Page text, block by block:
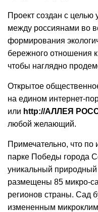
Проект создан с целью
между россиянами во
формирования
бережного отношения
чтобы наглядно
Открытое
на едином интернет-
или http://АЛЛЕЯ
любой желающий.
Примечательно, что по
парке Победы города
уникальный природный
размещены 85 микро-
регионов страны. Сад
измененным